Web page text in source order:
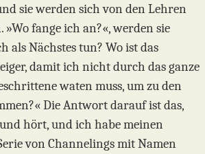
sie werden sich von den Lehren
fange ich an?«, werden sie
als Nächstes tun? Wo ist das
damit ich nicht durch das ganze
waten muss, um zu den
Die Antwort darauf ist das,
hört, und ich habe meinen
von Channelings mit Namen